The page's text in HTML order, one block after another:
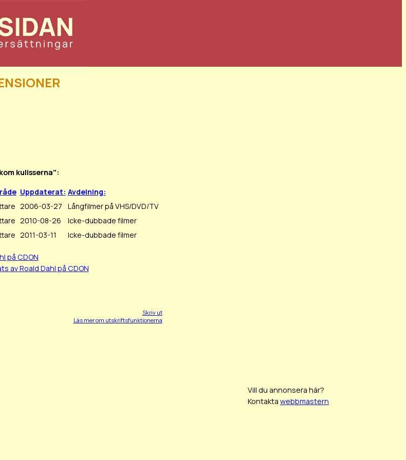
kulisserna":
Uppdaterat: Avdelning:
2006-03-27
Långfilmer på VHS/DVD/TV
2010-08-26
Icke-dubbade filmer
2011-03-11 Icke-dubbade filmer
på CDON
av Roald Dahl på CDON
Skriv ut
Läs mer om utskriftsfunktionerna
Vill du annonsera här?
Kontakta webbmastern